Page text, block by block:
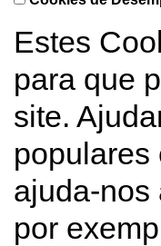
Estes
para que
site.
populares
ajuda-nos
por